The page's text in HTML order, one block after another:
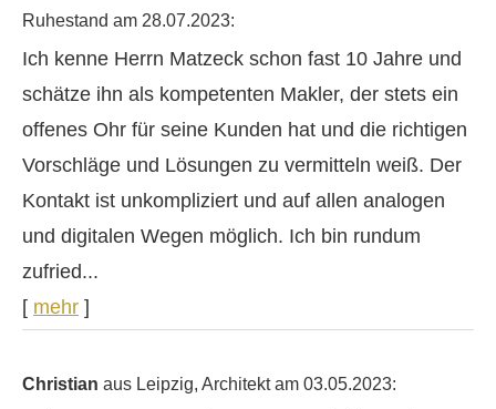
Ruhestand am 28.07.2023:
Ich kenne Herrn Matzeck schon fast 10 Jahre und
schätze ihn als kompetenten Makler, der stets ein
offenes Ohr für seine Kunden hat und die richtigen
Vorschläge und Lösungen zu vermitteln weiß. Der
Kontakt ist unkompliziert und auf allen analogen
und digitalen Wegen möglich. Ich bin rundum
zufried...
[ mehr ]
Christian aus Leipzig, Architekt am 03.05.2023: